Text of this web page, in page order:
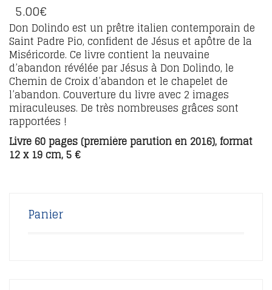
5.00€
Don Dolindo est un prêtre italien contemporain de
Saint Padre Pio, confident de Jésus et apôtre de la
Miséricorde. Ce livre contient la neuvaine
d’abandon révélée par Jésus à Don Dolindo, le
Chemin de Croix d’abandon et le chapelet de
l’abandon. Couverture du livre avec 2 images
miraculeuses. De très nombreuses grâces sont
rapportées !
Livre 60 pages (première parution en 2016), format
12 x 19 cm, 5 €
Panier